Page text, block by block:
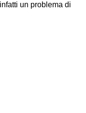
un problema di